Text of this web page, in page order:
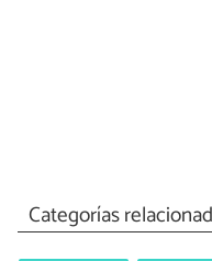
Categorías